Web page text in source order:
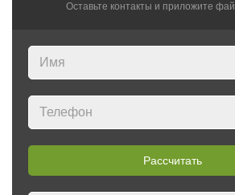
Оставьте контакты и приложите
Рассчитать